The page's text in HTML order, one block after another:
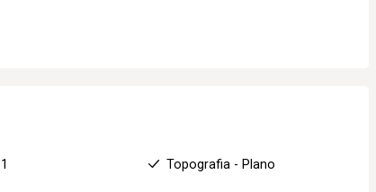
Topografia - Plano